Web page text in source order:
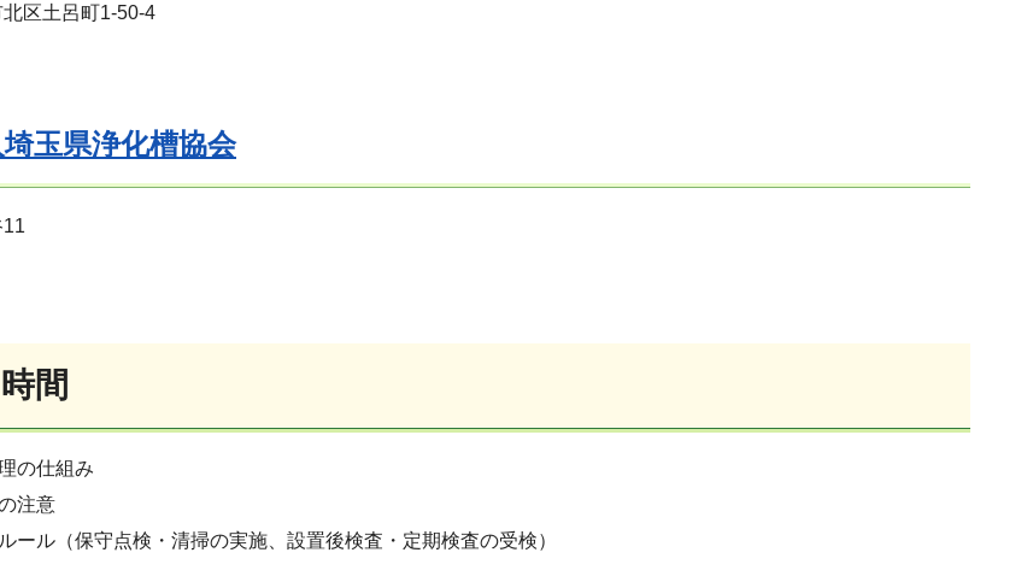
区土呂町1-50-4
玉県浄化槽協会
間
の仕組み
注意
ール（保守点検・清掃の実施、設置後検査・定期検査の受検）